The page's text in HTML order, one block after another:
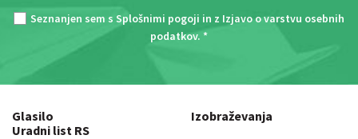
Seznanjen sem s Splošnimi pogoji in z Izjavo o varstvu osebnih
podatkov. *
Glasilo
Uradni list RS
Izobraževanja